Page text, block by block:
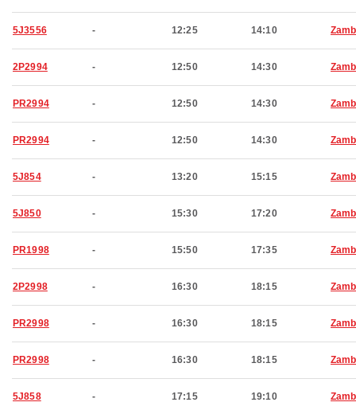
5J3556 - 12:25 14:10
2P2994 - 12:50 14:30
PR2994 - 12:50 14:30
PR2994 - 12:50 14:30
5J854 - 13:20 15:15
5J850 - 15:30 17:20
PR1998 - 15:50 17:35
2P2998 - 16:30 18:15
PR2998 - 16:30 18:15
PR2998 - 16:30 18:15
5J858 - 17:15 19:10